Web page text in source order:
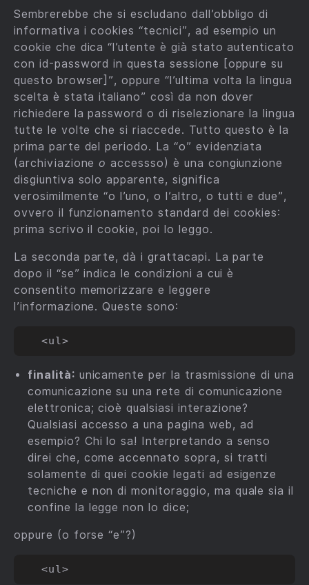
Sembrerebbe che si escludano dall’obbligo di
informativa i cookies “tecnici”, ad esempio un
cookie che dica “l’utente è già stato autenticato
con id-password in questa sessione [oppure su
questo browser]”, oppure “l’ultima volta la lingua
scelta è stata italiano” così da non dover
richiedere la password o di riselezionare la lingua
tutte le volte che si riaccede. Tutto questo è la
prima parte del periodo. La “o” evidenziata
(archiviazioneo accessso) è una congiunzione
disgiuntiva solo apparente, significa
verosimilmente “o l’uno, o l’altro, o tutti e due”,
ovvero il funzionamento standard dei cookies:
prima scrivo il cookie, poi lo leggo.
La seconda parte, dà i grattacapi. La parte
dopo il “se” indica le condizioni a cui è
consentito memorizzare e leggere
l’informazione. Queste sono:
finalità: unicamente per la trasmissione di una
comunicazione su una rete di comunicazione
elettronica; cioè qualsiasi interazione?
Qualsiasi accesso a una pagina web, ad
esempio? Chi lo sa! Interpretando a senso
direi che, come accennato sopra, si tratti
solamente di quei cookie legati ad esigenze
tecniche e non di monitoraggio, ma quale sia il
confine la legge non lo dice;
oppure (o forse “e”?)